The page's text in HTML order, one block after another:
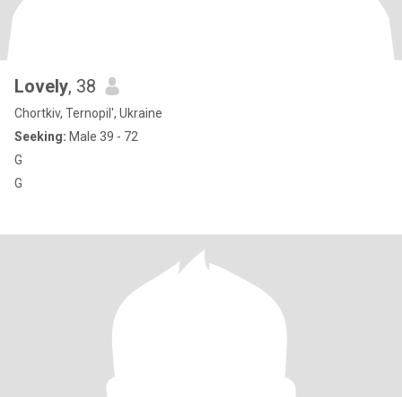
Lovely, 38
Chortkiv, Ternopil', Ukraine
Seeking: Male 39 - 72
G
G